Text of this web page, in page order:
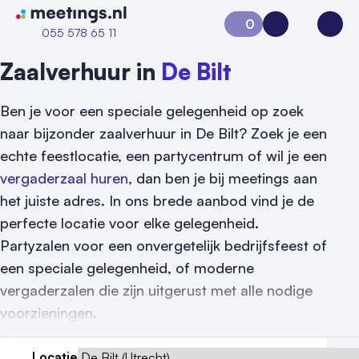
Naar home van Meetings
055 578 65 11
0
Aanvraag 0Inloggen
Zaalverhuur in De Bilt
Ben je voor een speciale gelegenheid op zoek
naar bijzonder zaalverhuur in De Bilt? Zoek je een
echte feestlocatie, een partycentrum of wil je een
vergaderzaal huren, dan ben je bij meetings aan
het juiste adres. In ons brede aanbod vind je de
perfecte locatie voor elke gelegenheid.
Partyzalen voor een onvergetelijk bedrijfsfeest of
een speciale gelegenheid, of moderne
vergaderzalen die zijn uitgerust met alle nodige
voorzieningen.